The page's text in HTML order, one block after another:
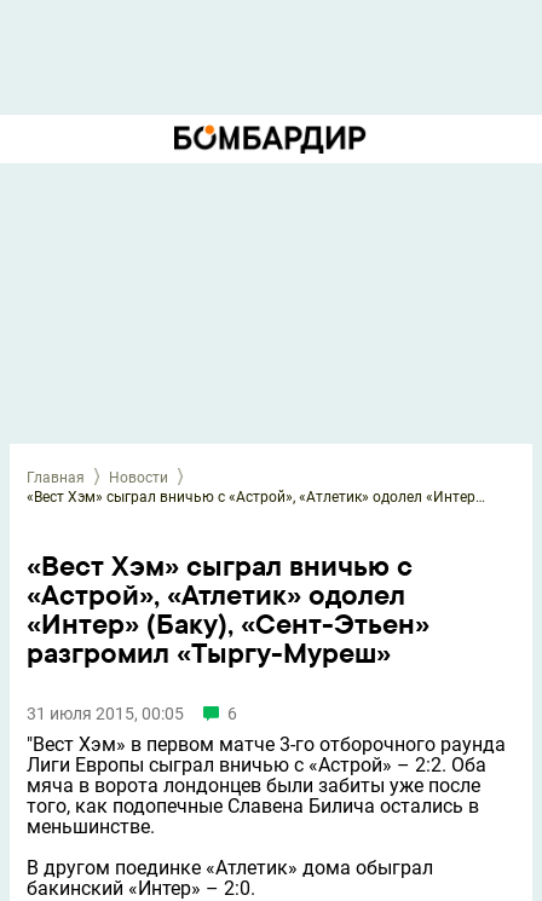
Главная
Новости
«Вест Хэм» сыграл вничью с «Астрой», «Атлетик» одолел «Интер» (Баку), «Сент-Этьен» разгромил «Тыргу-Муреш»
«Вест Хэм» сыграл вничью с
«Астрой», «Атлетик» одолел
«Интер» (Баку), «Сент-Этьен»
разгромил «Тыргу-Муреш»
31 июля 2015, 00:05 6
"Вест Хэм» в первом матче 3-го отборочного раунда
Лиги Европы сыграл вничью с «Астрой» – 2:2. Оба
мяча в ворота лондонцев были забиты уже после
того, как подопечные Славена Билича остались в
меньшинстве.
В другом поединке «Атлетик» дома обыграл
бакинский «Интер» – 2:0.